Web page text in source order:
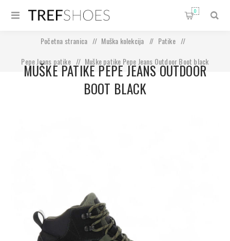
0
Početna stranica / Muška kolekcija / Patike
/
Pepe Jeans patike
/ Muške patike Pepe Jeans Outdoor Boot black
MUŠKE PATIKE PEPE JEANS OUTDOOR
BOOT BLACK